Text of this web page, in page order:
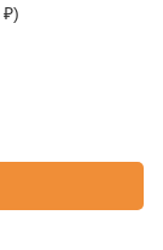
₽)